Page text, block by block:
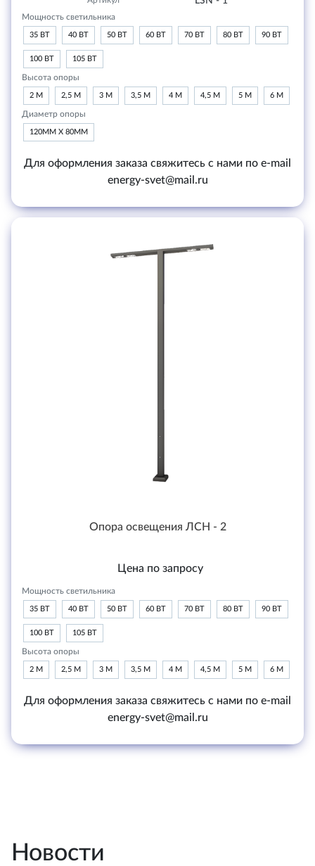
Мощность светильника
35 ВТ 40 ВТ 50 ВТ 60 ВТ 70 ВТ 80 ВТ 90 ВТ
100 ВТ 105 ВТ
Высота опоры
2 М 2,5 М 3 М 3,5 М 4 М 4,5 М 5 М 6 М
Диаметр опоры
120ММ Х 80ММ
Для оформления заказа свяжитесь с нами по e-mail
energy-svet@mail.ru
Опора освещения ЛСН - 2
Цена по запросу
Мощность светильника
35 ВТ 40 ВТ 50 ВТ 60 ВТ 70 ВТ 80 ВТ 90 ВТ
100 ВТ 105 ВТ
Высота опоры
2 М 2,5 М 3 М 3,5 М 4 М 4,5 М 5 М 6 М
Для оформления заказа свяжитесь с нами по e-mail
energy-svet@mail.ru
Новости